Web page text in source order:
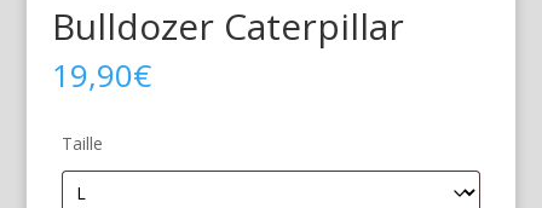
Bulldozer Caterpillar
19,90€
Taille